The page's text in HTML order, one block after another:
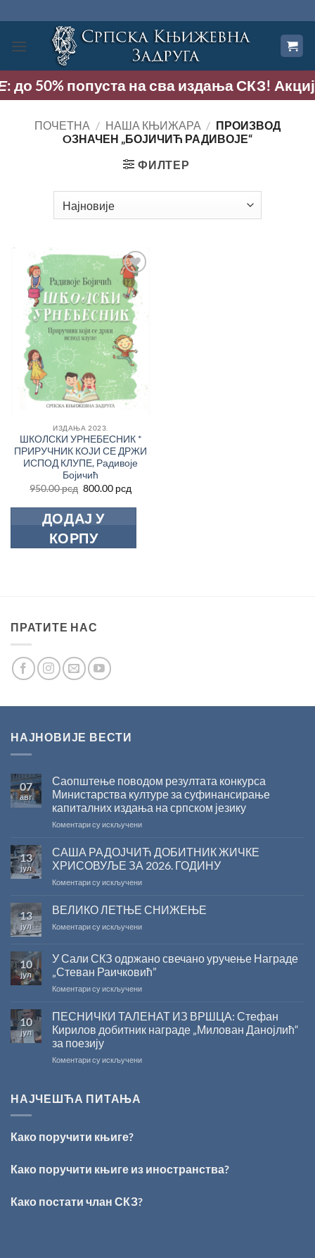
на
садржај
50% попуста на сва издања СКЗ! Акција
ПОЧЕТНА / НАША КЊИЖАРА / ПРОИЗВОД
OЗНАЧЕН „БОЈИЧИЋ РАДИВОЈЕ“
ФИЛТЕР
Додај
у
Листу
жеља
ИЗДАЊА 2023.
ШКОЛСКИ УРНЕБЕСНИК *
ПРИРУЧНИК КОЈИ СЕ ДРЖИ
ИСПОД КЛУПЕ, Радивоје
Бојичић
950.00рсд Оригинална
је
била:
950.00 рсд.
800.00 рсд
цена
је:
ДОДАЈ У
КОРПУ
ПРАТИТЕ НАС
НАЈНОВИЈЕ ВЕСТИ
07
авг
Саопштење поводом резултата конкурса
Министарства културе за суфинансирање
капиталних издања на српском језику
Коментари су искљученина
поводом
резултата
конкурса
Министарства
за
капиталних
на
српском
језику
13
јул
САША РАДОЈЧИЋ ДОБИТНИК ЖИЧКЕ
ХРИСОВУЉЕ ЗА 2026. ГОДИНУ
Коментари су искљученина
РАДОЈЧИЋ
ДОБИТНИК
ЖИЧКЕ
2026.
ГОДИНУ
13
јул
ВЕЛИКО ЛЕТЊЕ СНИЖЕЊЕ
Коментари су искљученина
СНИЖЕЊЕ
10
јул
У Сали СКЗ одржано свечано уручење Награде
„Стеван Раичковић”
Коментари су искљученина
Сали
СКЗ
одржано
уручење
10
јул
ПЕСНИЧКИ ТАЛЕНАТ ИЗ ВРШЦА: Стефан
Кирилов добитник награде „Милован Данојлић“
за поезију
Коментари су искљученина
„Милован
поезију
НАЈЧЕШЋА ПИТАЊА
Како поручити књиге?
Како поручити књиге из иностранства?
Како постати члан СКЗ?